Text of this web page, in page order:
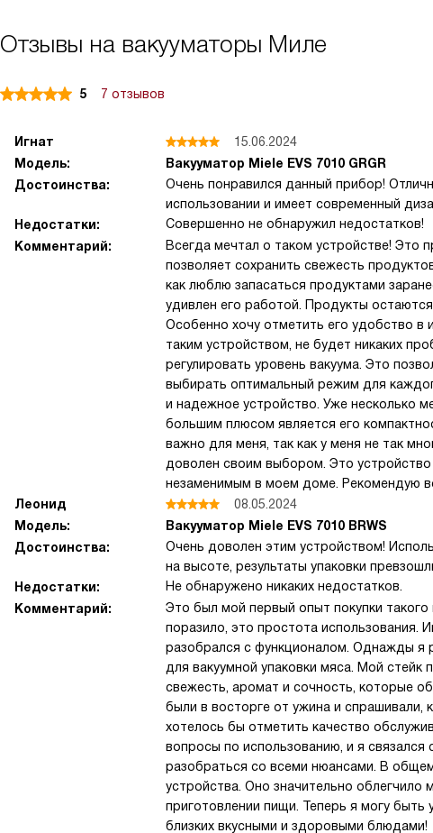
Отзывы на вакууматоры Миле
5 7 отзывов
Игнат
15.06.2024
Модель:
Вакууматор Miele EVS 7010 GRGR
Достоинства:
Очень понравился данный прибор!
использовании и имеет современный
Недостатки:
Совершенно не обнаружил недостатков!
Комментарий:
Всегда мечтал о таком устройстве! Это
позволяет сохранить свежесть
как люблю запасаться продуктами
удивлен его работой. Продукты
Особенно хочу отметить его удобство в
таким устройством, не будет никаких
регулировать уровень вакуума. Это
выбирать оптимальный режим для
и надежное устройство. Уже несколько
большим плюсом является его
важно для меня, так как у меня не так
доволен своим выбором. Это
незаменимым в моем доме. Рекомендую
Леонид
08.05.2024
Модель:
Вакууматор Miele EVS 7010 BRWS
Достоинства:
Очень доволен этим устройством!
на высоте, результаты упаковки
Недостатки:
Не обнаружено никаких недостатков.
Комментарий:
Это был мой первый опыт покупки такого
поразило, это простота использования.
разобрался с функционалом. Однажды я
для вакуумной упаковки мяса. Мой
свежесть, аромат и сочность, которые
были в восторге от ужина и спрашивали,
хотелось бы отметить качество
вопросы по использованию, и я
разобраться со всеми нюансами. В
устройства. Оно значительно
приготовлении пищи. Теперь я могу
близких вкусными и здоровыми блюдами!